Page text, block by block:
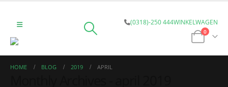
(0318)-250 444WINKELWAGEN
0
HOME BLOG 2019 APRIL